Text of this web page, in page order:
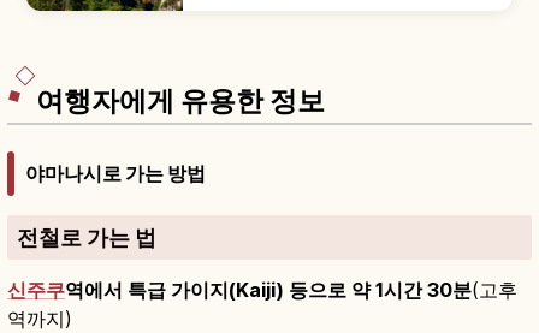
여행자에게 유용한 정보
야마나시로 가는 방법
전철로 가는 법
신주쿠역에서 특급 가이지(Kaiji) 등으로 약 1시간 30분(고후
역까지)